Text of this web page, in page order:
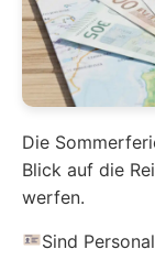
Die
Blick auf die
werfen.
Sind